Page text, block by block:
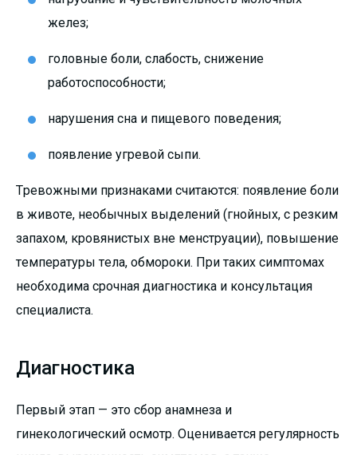
желез;
головные боли, слабость, снижение
работоспособности;
нарушения сна и пищевого поведения;
появление угревой сыпи.
Тревожными признаками считаются: появление боли
в животе, необычных выделений (гнойных, с резким
запахом, кровянистых вне менструации), повышение
температуры тела, обмороки. При таких симптомах
необходима срочная диагностика и консультация
специалиста.
Диагностика
Первый этап — это сбор анамнеза и
гинекологический осмотр. Оценивается регулярность